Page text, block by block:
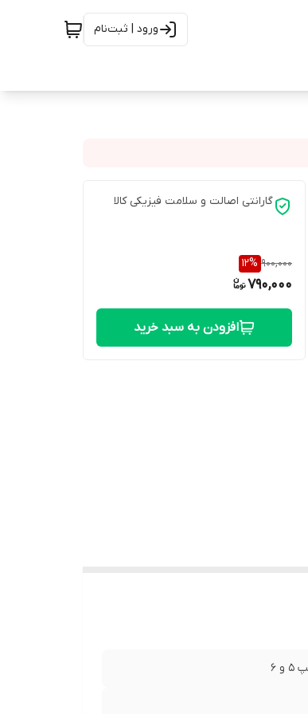
ورود | ثبت‌نام
گارانتی اصالت و سلامت فیزیکی کالا
900,000
12%
790,000
افزودن به سبد خرید